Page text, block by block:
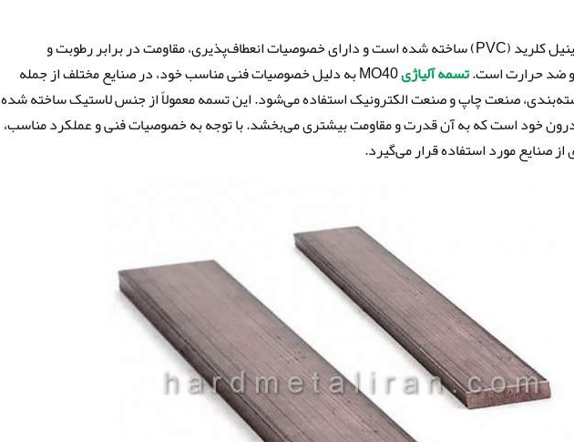
این تسمه از جنس پلی‌وینیل کلرید (PVC) ساخته شده است و دارای خصوصیات انعطاف‌پذیری، مقاومت در برابر رطوبت و
ضد حرارت است.تسمه آلیاژی
MO40 به دلیل خصوصیات فنی مناسب خود، در صنایع مختلف از جمله
صنعت چاپ و صنعت الکترونیک استفاده می‌شود. این تسمه معمولاً از جنس لاستیک ساخته شده
درون خود است که به آن قدرت و مقاومت بیشتری می‌بخشد. با توجه به خصوصیات فنی و عملکرد مناسب،